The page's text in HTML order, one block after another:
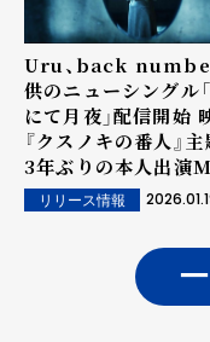
Uru、back
供のニューシングル
にて月夜」配信開始
『クスノキの番人』主
3年ぶりの本人出演
公開
リリース情報